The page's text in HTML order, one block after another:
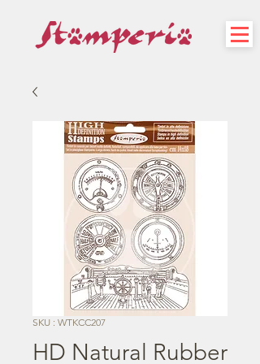
SKU : WTKCC207
HD Natural Rubber